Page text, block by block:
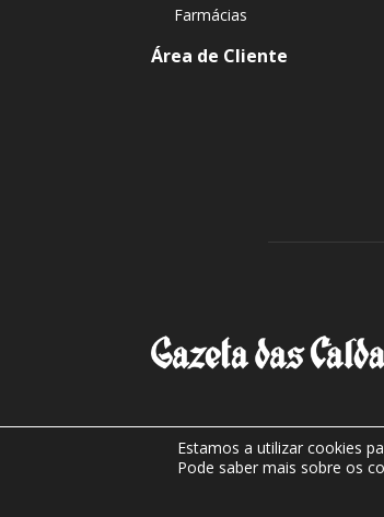
Farmácias
Área de Cliente
Estamos a utilizar cookies
Pode saber mais sobre os